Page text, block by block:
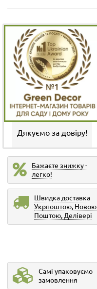
Дякуємо за довіру!
Бажаєте знижку -
легко!
Швидка доставка
Укрпоштою, Новою
Поштою, Делівері
Самі упаковуємо
замовлення